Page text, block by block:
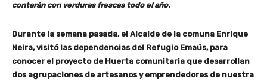
contarán con verduras frescas todo el año.
Durante la semana pasada, el Alcalde de la comuna Enrique
Neira, visitó las dependencias del Refugio Emaús, para
conocer el proyecto de Huerta comunitaria que desarrollan
dos agrupaciones de artesanos y emprendedores de nuestra